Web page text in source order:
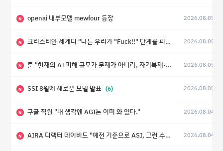
N openai 내부모델 mewfour 등장 2026.08.05
N 크리스티안 세게디 "나는 우리가 "Fuck!!" 단계를 피할 수 있기를 바랄 뿐" 2026.08.05
N 룬 "현재의 AI 피해 규모가 문제가 아니라, 자기복제·탈출·확산이 가능한 지능형 시스템의 피해에는 이론적으로 상한이 없다는 것이 문제" 2026.08.05
N SSI 8월에 새로운 모델 발표 (6) 2026.08.05
N 구글 직원 "내 생각엔 AGI는 이미 와 있다." 2026.08.04
N AIRA 디렉터 데이비드 "예전 기준으로 ASI, 그런 수준은 바로 다음 분기에 온다" 2026.08.04